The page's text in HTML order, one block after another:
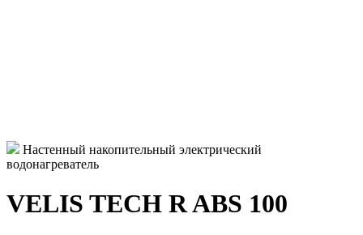
Настенный накопительный электрический
водонагреватель
VELIS TECH R ABS 100